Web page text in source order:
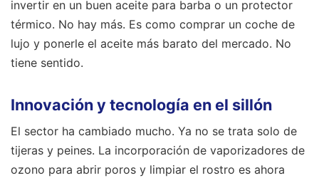
invertir en un buen aceite para barba o un protector
térmico. No hay más. Es como comprar un coche de
lujo y ponerle el aceite más barato del mercado. No
tiene sentido.
Innovación y tecnología en el sillón
El sector ha cambiado mucho. Ya no se trata solo de
tijeras y peines. La incorporación de vaporizadores de
ozono para abrir poros y limpiar el rostro es ahora